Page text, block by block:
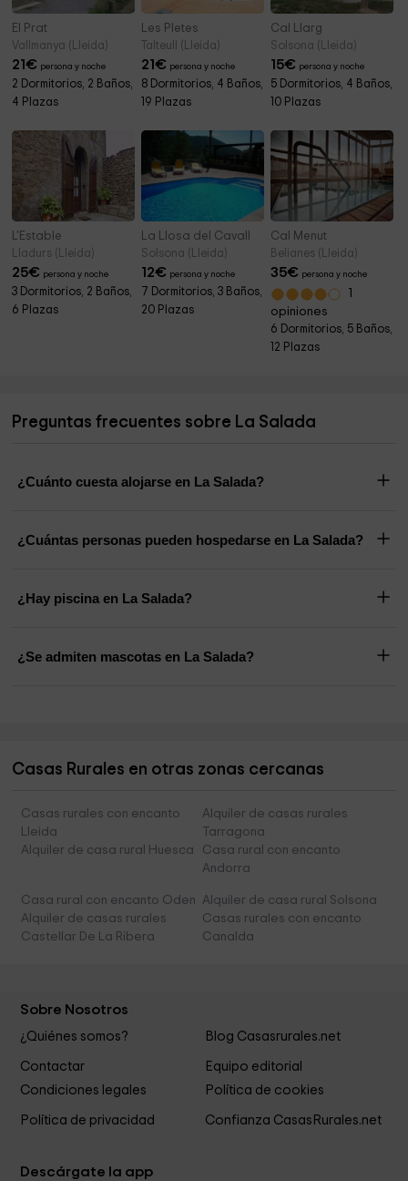
El Prat
Vallmanya (Lleida)
21€ persona y noche
2 Dormitorios, 2 Baños,
4 Plazas
Les Pletes
Talteull (Lleida)
21€ persona y noche
8 Dormitorios, 4 Baños,
19 Plazas
Cal Llarg
Solsona (Lleida)
15€ persona y noche
5 Dormitorios, 4 Baños,
10 Plazas
L'Estable
Lladurs (Lleida)
25€ persona y noche
3 Dormitorios, 2 Baños,
6 Plazas
La Llosa del Cavall
Solsona (Lleida)
12€ persona y noche
7 Dormitorios, 3 Baños,
20 Plazas
Cal Menut
Belianes (Lleida)
35€ persona y noche
opiniones
6 Dormitorios, 5 Baños,
12 Plazas
Preguntas frecuentes sobre La Salada
¿Cuánto cuesta alojarse en La Salada?
¿Cuántas personas pueden hospedarse en La Salada?
¿Hay piscina en La Salada?
¿Se admiten mascotas en La Salada?
Casas Rurales en otras zonas cercanas
Casas rurales con encanto
Lleida
Alquiler de casas rurales
Tarragona
Alquiler de casa rural Huesca
Casa rural con encanto
Andorra
Casa rural con encanto Oden
Alquiler de casa rural Solsona
Alquiler de casas rurales
Castellar De La Ribera
Casas rurales con encanto
Canalda
Sobre Nosotros
¿Quiénes somos? Blog Casasrurales.net
Contactar
Equipo editorial
Condiciones legales
Política de cookies
Política de privacidad Confianza CasasRurales.net
Descárgate la app